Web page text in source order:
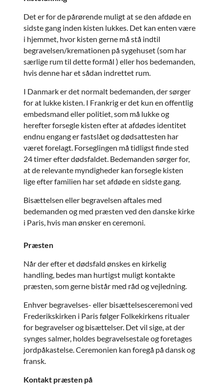
Det er for de pårørende muligt at se den afdøde en
sidste gang inden kisten lukkes. Det kan enten være
i hjemmet, hvor kisten gerne må stå indtil
begravelsen/kremationen på sygehuset (som har
særlige rum til dette formål ) eller hos bedemanden,
hvis denne har et sådan indrettet rum.
I Danmark er det normalt bedemanden, der sørger
for at lukke kisten. I Frankrig er det kun en offentlig
embedsmand eller politiet, som må lukke og
herefter forsegle kisten efter at afdødes identitet
endnu engang er fastslået og dødsattesten har
været forelagt. Forseglingen må tidligst finde sted
24 timer efter dødsfaldet. Bedemanden sørger for,
at de relevante myndigheder kan forsegle kisten
lige efter familien har set afdøde en sidste gang.
Bisættelsen eller begravelsen aftales med
bedemanden og med præsten ved den danske kirke
i Paris, hvis man ønsker en ceremoni.
Præsten
Når der efter et dødsfald ønskes en kirkelig
handling, bedes man hurtigst muligt kontakte
præsten, som gerne bistår med råd og vejledning.
Enhver begravelses- eller bisættelsesceremoni ved
Frederikskirken i Paris følger Folkekirkens ritualer
for begravelser og bisættelser. Det vil sige, at der
synges salmer, holdes begravelsestale og foretages
jordpåkastelse. Ceremonien kan foregå på dansk og
fransk.
Kontakt præsten på